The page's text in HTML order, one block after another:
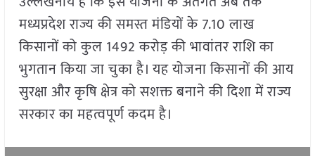
मध्यप्रदेश राज्य की समस्त मंडियों के 7.10 लाख
किसानों को कुल 1492 करोड़ की भावांतर राशि का
भुगतान किया जा चुका है। यह योजना किसानों की आय
सुरक्षा और कृषि क्षेत्र को सशक्त बनाने की दिशा में राज्य
सरकार का महत्वपूर्ण कदम है।